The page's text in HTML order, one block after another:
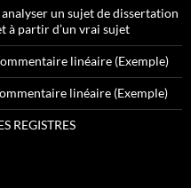
un sujet de dissertation
à partir d’un vrai sujet
linéaire (Exemple)
linéaire (Exemple)
REGISTRES